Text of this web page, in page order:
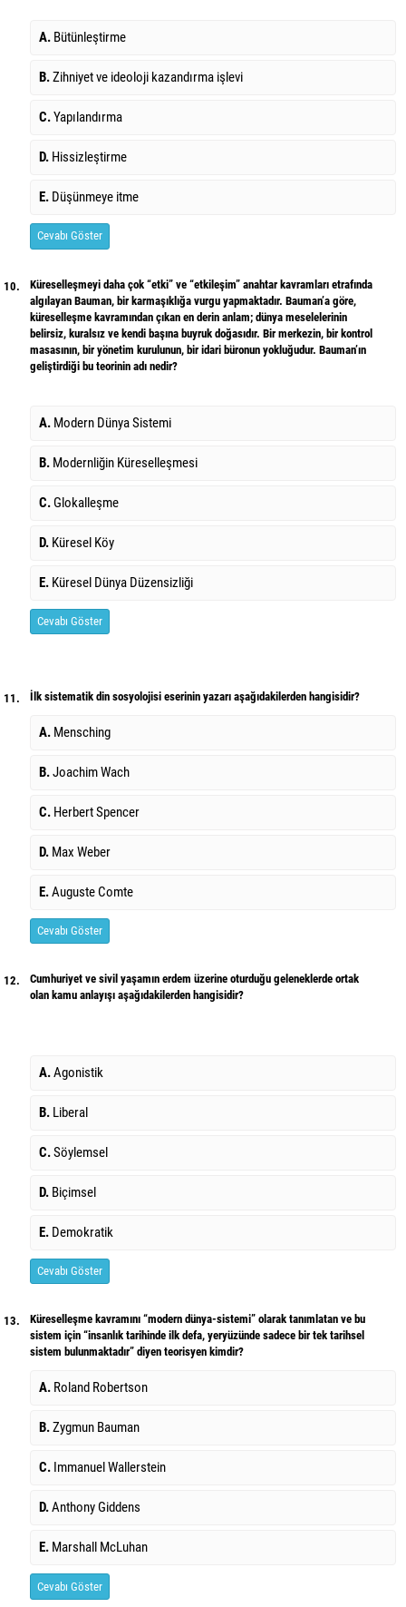
A. Bütünleştirme
B.Zihniyet ve ideoloji kazandırma işlevi
C.Yapılandırma
D. Hissizleştirme
E. Düşünmeye itme
Cevabı Göster
10.
Küreselleşmeyi daha çok “etki” ve “etkileşim” anahtar kavramları etrafında
algılayan Bauman, bir karmaşıklığa vurgu yapmaktadır. Bauman’a göre,
küreselleşme kavramından çıkan en derin anlam; dünya meselelerinin
belirsiz, kuralsız ve kendi başına buyruk doğasıdır. Bir merkezin, bir kontrol
masasının, bir yönetim kurulunun, bir idari büronun yokluğudur. Bauman’ın
geliştirdiği bu teorinin adı nedir?
A. Modern Dünya Sistemi
B. Modernliğin Küreselleşmesi
C.Glokalleşme
D. Küresel Köy
E. Küresel Dünya Düzensizliği
Cevabı Göster
11. İlk sistematik din sosyolojisi eserinin yazarı aşağıdakilerden hangisidir?
A. Mensching
B.Joachim Wach
C. Herbert Spencer
D. Max Weber
E.Auguste Comte
Cevabı Göster
12.
Cumhuriyet ve sivil yaşamın erdem üzerine oturduğu geleneklerde ortak
olan kamu anlayışı aşağıdakilerden hangisidir?
A.Agonistik
B. Liberal
C.Söylemsel
D. Biçimsel
E. Demokratik
Cevabı Göster
13.
Küreselleşme kavramını “modern dünya-sistemi” olarak tanımlatan ve bu
sistem için “insanlık tarihinde ilk defa, yeryüzünde sadece bir tek tarihsel
sistem bulunmaktadır” diyen teorisyen kimdir?
A. Roland Robertson
B.Zygmun Bauman
C. Immanuel Wallerstein
D.Anthony Giddens
E. Marshall McLuhan
Cevabı Göster